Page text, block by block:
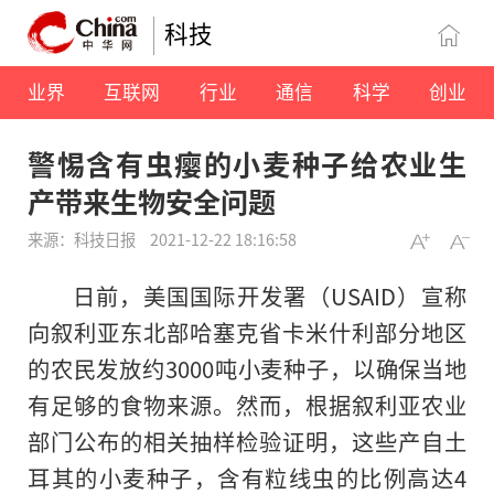
科技
业界 互联网 行业 通信 科学 创业
警惕含有虫瘿的小麦种子给农业生
产带来生物安全问题
来源：科技日报 2021-12-22 18:16:58
日前，美国国际开发署（USAID）宣称
向叙利亚东北部哈塞克省卡米什利部分地区
的农民发放约3000吨小麦种子，以确保当地
有足够的食物来源。然而，根据叙利亚农业
部门公布的相关抽样检验证明，这些产自土
耳其的小麦种子，含有粒线虫的比例高达4